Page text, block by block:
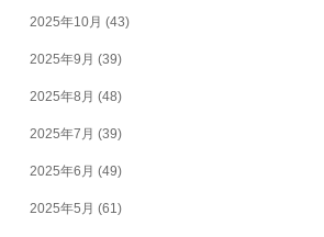
2025年10月 (43)
2025年9月 (39)
2025年8月 (48)
2025年7月 (39)
2025年6月 (49)
2025年5月 (61)